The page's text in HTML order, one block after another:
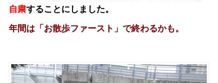
自粛することにしました。
年間は「お散歩ファースト」で終わるかも。